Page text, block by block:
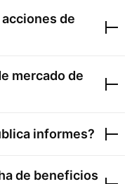
de
mercado de
informes?
de beneficios